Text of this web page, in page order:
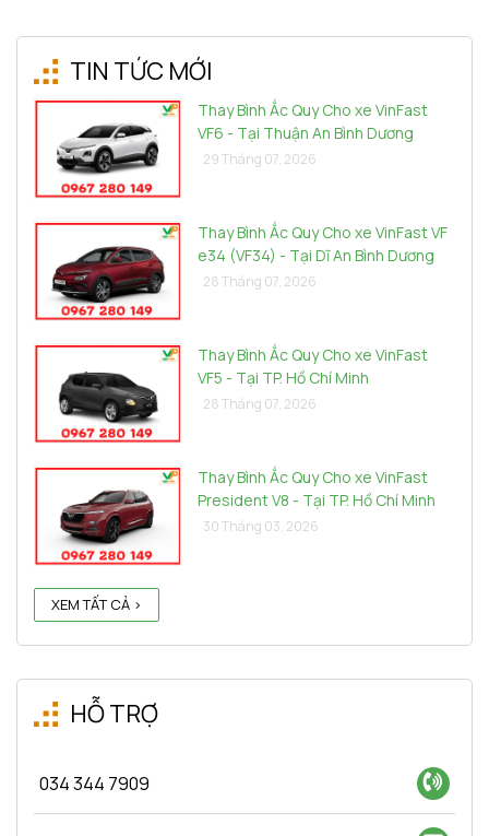
TIN TỨC MỚI
Thay Bình Ắc Quy Cho xe VinFast
VF6 - Tại Thuận An Bình Dương
29 Tháng 07, 2026
Thay Bình Ắc Quy Cho xe VinFast VF
e34 (VF34) - Tại Dĩ An Bình Dương
28 Tháng 07, 2026
Thay Bình Ắc Quy Cho xe VinFast
VF5 - Tại TP. Hồ Chí Minh
28 Tháng 07, 2026
Thay Bình Ắc Quy Cho xe VinFast
President V8 - Tại TP. Hồ Chí Minh
30 Tháng 03, 2026
XEM TẤT CẢ >
HỖ TRỢ
034 344 7909